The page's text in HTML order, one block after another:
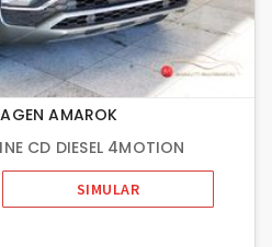
AMAROK
CD DIESEL 4MOTION
SIMULAR